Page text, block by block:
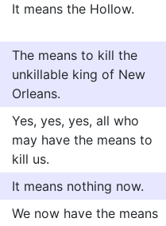
It means the Hollow.
The means to kill the
unkillable king of New
Orleans.
Yes, yes, yes, all who
may have the means to
kill us.
It means nothing now.
We now have the means